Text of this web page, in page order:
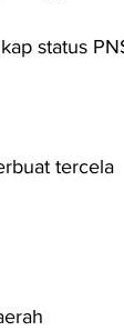
tercela